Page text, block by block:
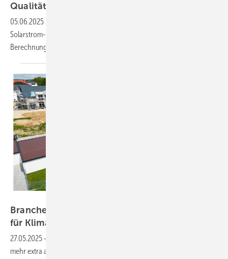
Qualitäts-Stan­dards für
05.06.2025
Solarstrom-Rechner entwickelt, um das Vertrauen in deren
Berechnungsergebnisse zu
Branchentreff: Infrarotheizung als Herzstück
für Klimaneutralität
27.05.2025 -
mehr extra ausweisen, sind günstig, weil die Haustechnik nahezu